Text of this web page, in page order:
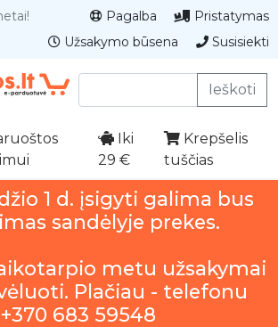
Pagalba
Pristatymas
Užsakymo būsena
Susisiekti
Ieškoti
Iki
29 €
Krepšelis
tuščias
1 d. įsigyti galima bus
sandėlyje prekes.
metu užsakymai
Plačiau - telefonu
+370 683 59548